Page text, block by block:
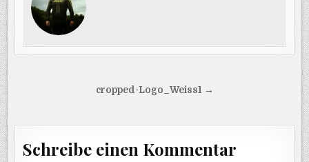
Beitragsnavigation
cropped-Logo_Weiss1 →
Schreibe einen Kommentar